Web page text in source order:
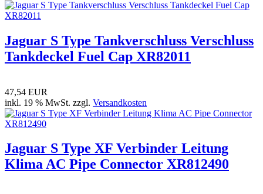
Jaguar S Type Tankverschluss Verschluss
Tankdeckel Fuel Cap XR82011
47,54 EUR
inkl. 19 % MwSt. zzgl. Versandkosten
Jaguar S Type XF Verbinder Leitung
Klima AC Pipe Connector XR812490